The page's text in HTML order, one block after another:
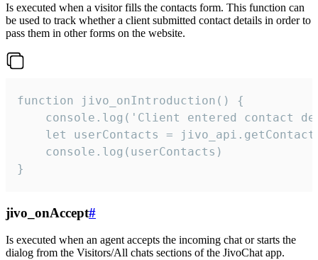
Is executed when a visitor fills the contacts form. This function can
be used to track whether a client submitted contact details in order to
pass them in other forms on the website.
function jivo_onIntroduction() {
console.log('Client entered contact
let userContacts =
    console.log(userContacts)
}
jivo_onAccept#
Is executed when an agent accepts the incoming chat or starts the
dialog from the Visitors/All chats sections of the JivoChat app.